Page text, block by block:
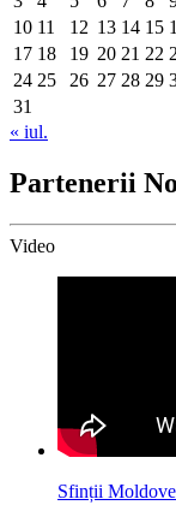
10 11 12 13 14 15
17 18 19 20 21 22
24 25 26 27 28 29
31
« iul.
Partenerii
Video
Sfinții